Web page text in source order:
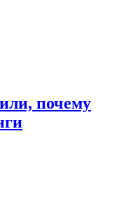
почему